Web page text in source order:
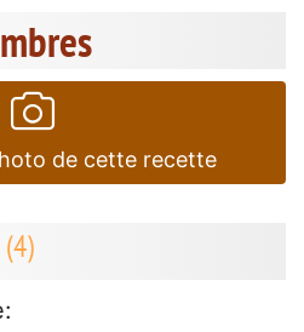
de cette recette